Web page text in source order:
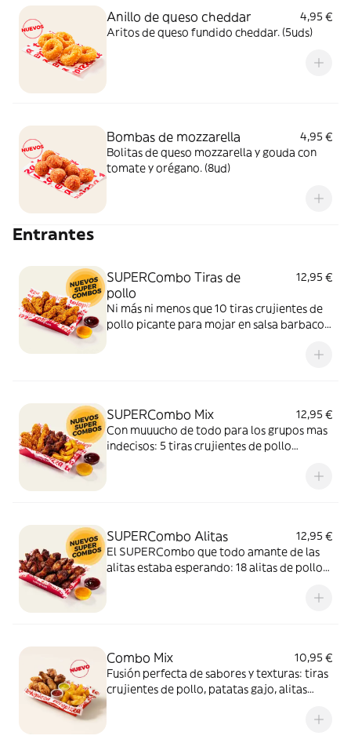
Anillo de queso cheddar
4,95 €
Aritos de queso fundido cheddar. (5uds)
Bombas de mozzarella
4,95 €
Bolitas de queso mozzarella y gouda con
tomate y orégano. (8ud)
Entrantes
SUPERCombo Tiras de
pollo
12,95 €
Ni más ni menos que 10 tiras crujientes de
pollo picante para mojar en salsa barbacoa
de solomillos de pollo, tiernos y sabrosos,
SUPERCombo Mix
12,95 €
Con muuucho de todo para los grupos mas
indecisos: 5 tiras crujientes de pollo
acompañadas con salsa barbacoa y miel y
SUPERCombo Alitas
12,95 €
El SUPERCombo que todo amante de las
alitas estaba esperando: 18 alitas de pollo
Combo Mix
10,95 €
Fusión perfecta de sabores y texturas: tiras
crujientes de pollo, patatas gajo, alitas